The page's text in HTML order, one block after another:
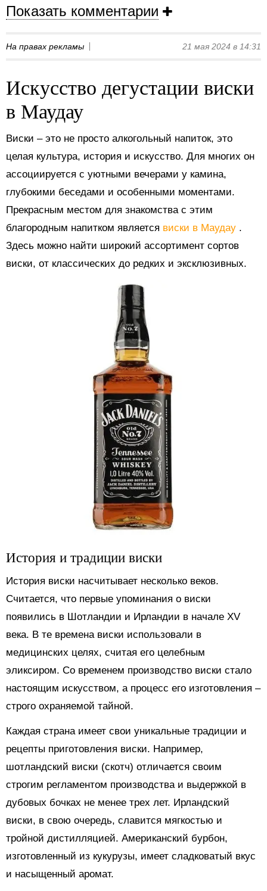
Показать комментарии
На правах рекламы 21 мая 2024 в 14:31
Искусство дегустации виски
в Маудау
Виски – это не просто алкогольный напиток, это
целая культура, история и искусство. Для многих он
ассоциируется с уютными вечерами у камина,
глубокими беседами и особенными моментами.
Прекрасным местом для знакомства с этим
благородным напитком является виски в Маудау .
Здесь можно найти широкий ассортимент сортов
виски, от классических до редких и эксклюзивных.
История и традиции виски
История виски насчитывает несколько веков.
Считается, что первые упоминания о виски
появились в Шотландии и Ирландии в начале XV
века. В те времена виски использовали в
медицинских целях, считая его целебным
эликсиром. Со временем производство виски стало
настоящим искусством, а процесс его изготовления –
строго охраняемой тайной.
Каждая страна имеет свои уникальные традиции и
рецепты приготовления виски. Например,
шотландский виски (скотч) отличается своим
строгим регламентом производства и выдержкой в
дубовых бочках не менее трех лет. Ирландский
виски, в свою очередь, славится мягкостью и
тройной дистилляцией. Американский бурбон,
изготовленный из кукурузы, имеет сладковатый вкус
и насыщенный аромат.